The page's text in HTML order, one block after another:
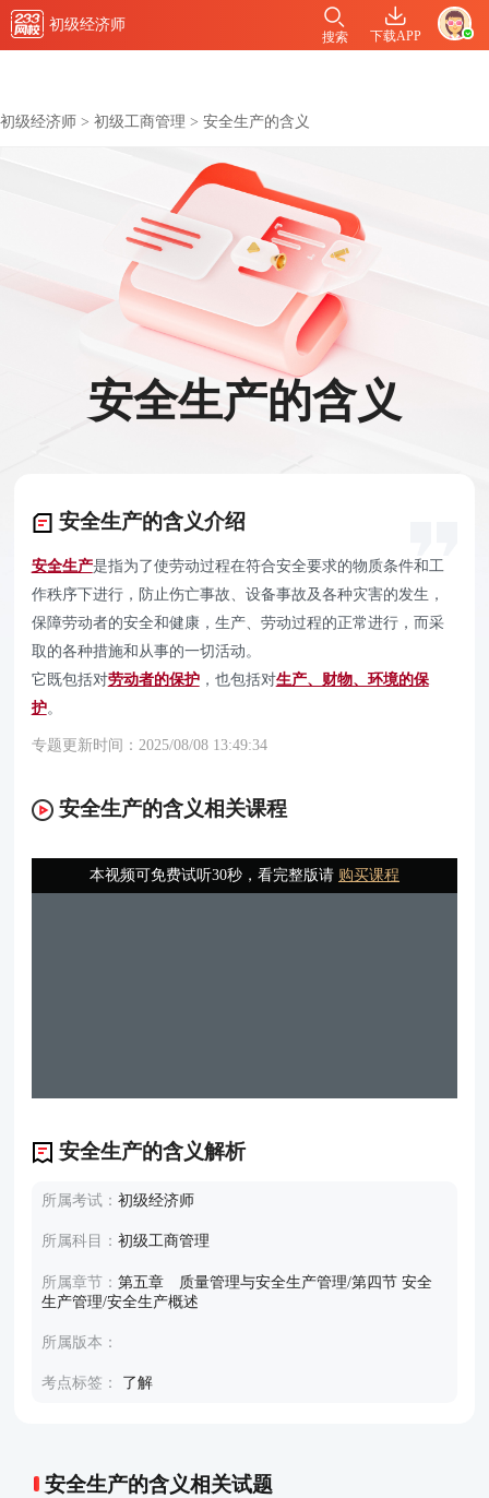
初级经济师
下载APP
搜索
初级经济师 > 初级工商管理 > 安全生产的含义
安全生产的含义
安全生产的含义介绍
安全生产是指为了使劳动过程在符合安全要求的物质条件和工
作秩序下进行，防止伤亡事故、设备事故及各种灾害的发生，
保障劳动者的安全和健康，生产、劳动过程的正常进行，而采
取的各种措施和从事的一切活动。
它既包括对劳动者的保护，也包括对生产、财物、环境的保
护。
专题更新时间：2025/08/08 13:49:34
安全生产的含义相关课程
本视频可免费试听30秒，看完整版请 购买课程
安全生产的含义解析
所属考试：初级经济师
所属科目：初级工商管理
所属章节：第五章 质量管理与安全生产管理/第四节 安全
生产管理/安全生产概述
所属版本：
考点标签： 了解
安全生产的含义相关试题